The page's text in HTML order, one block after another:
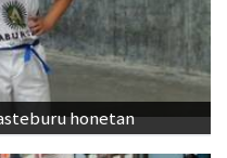
honetan